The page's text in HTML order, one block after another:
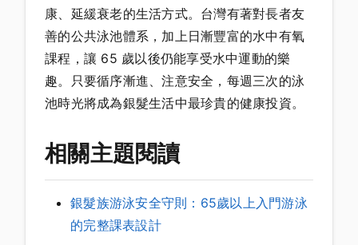
康、延緩衰老的生活方式。台灣有著對長者友
善的公共泳池體系，加上日漸豐富的水中有氧
課程，讓 65 歲以後仍能享受水中運動的樂
趣。只要循序漸進、注意安全，每週三次的泳
池時光將成為銀髮生活中最珍貴的健康投資。
相關主題閱讀
銀髮族游泳安全守則：65歲以上入門游泳
的完整課表設計